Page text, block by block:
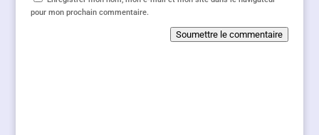
pour mon prochain commentaire.
Soumettre le commentaire